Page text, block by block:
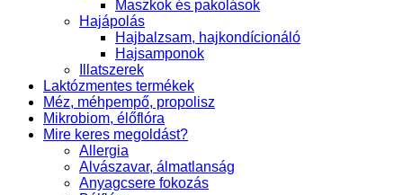
Maszkok és pakolások
Hajápolás
Hajbalzsam, hajkondícionáló
Hajsamponok
Illatszerek
Laktózmentes termékek
Méz, méhpempő, propolisz
Mikrobiom, élőflóra
Mire keres megoldást?
Allergia
Alvászavar, álmatlanság
Anyagcsere fokozás